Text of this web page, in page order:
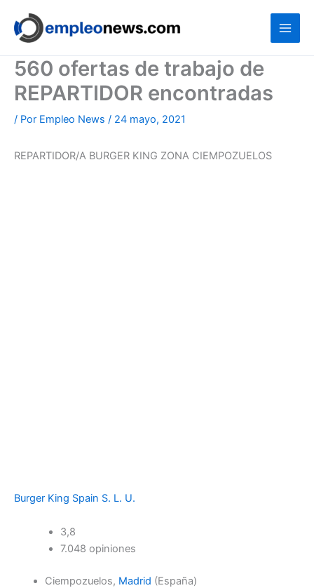
contenido
560 ofertas de trabajo de
REPARTIDOR encontradas
/ Por Empleo News / 24 mayo, 2021
REPARTIDOR/A BURGER KING ZONA CIEMPOZUELOS
Burger King Spain S. L. U.
3,8
7.048 opiniones
Ciempozuelos, Madrid (España)